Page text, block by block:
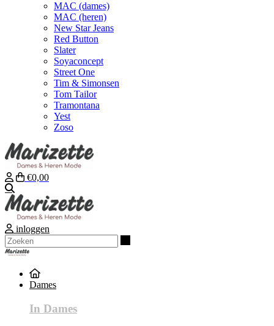
MAC (dames)
MAC (heren)
New Star Jeans
Red Button
Slater
Soyaconcept
Street One
Tim & Simonsen
Tom Tailor
Tramontana
Yest
Zoso
€0,00
inloggen
Dames
In Dames